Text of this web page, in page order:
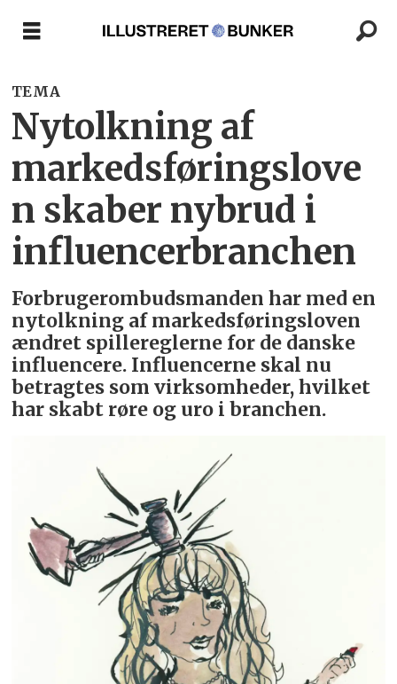
TEMA
Nytolkning af
markedsføringslove
n skaber nybrud i
influencerbranchen
Forbrugerombudsmanden har med en
nytolkning af markedsføringsloven
ændret spillereglerne for de danske
influencere. Influencerne skal nu
betragtes som virksomheder, hvilket
har skabt røre og uro i branchen.